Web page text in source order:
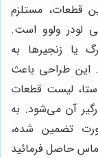
قطعات، مستلزم
لودر ولوو است.
یا زنجیرها به
این طراحی باعث
لیست قطعات
آن می‌شود. به
تضمین شده،
حاصل فرمائید